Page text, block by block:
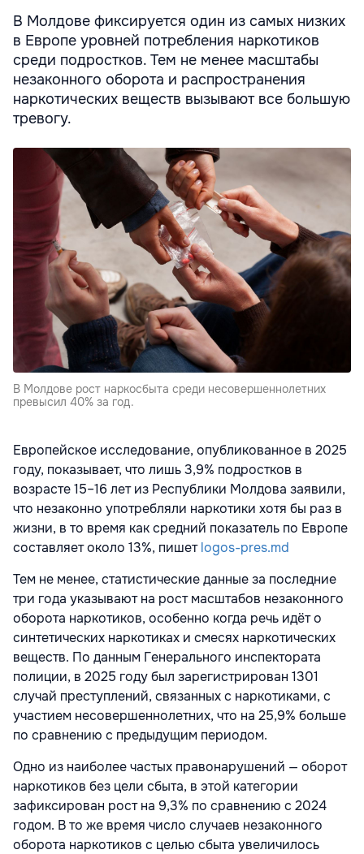
В Молдове фиксируется один из самых низких
в Европе уровней потребления наркотиков
среди подростков. Тем не менее масштабы
незаконного оборота и распространения
наркотических веществ вызывают все большую
тревогу.
В Молдове рост наркосбыта среди несовершеннолетних
превысил 40% за год.
Европейское исследование, опубликованное в 2025
году, показывает, что лишь 3,9% подростков в
возрасте 15–16 лет из Республики Молдова заявили,
что незаконно употребляли наркотики хотя бы раз в
жизни, в то время как средний показатель по Европе
составляет около 13%, пишетlogos-pres.md
Тем не менее, статистические данные за последние
три года указывают на рост масштабов незаконного
оборота наркотиков, особенно когда речь идёт о
синтетических наркотиках и смесях наркотических
веществ. По данным Генерального инспектората
полиции, в 2025 году был зарегистрирован 1301
случай преступлений, связанных с наркотиками, с
участием несовершеннолетних, что на 25,9% больше
по сравнению с предыдущим периодом.
Одно из наиболее частых правонарушений — оборот
наркотиков без цели сбыта, в этой категории
зафиксирован рост на 9,3% по сравнению с 2024
годом. В то же время число случаев незаконного
оборота наркотиков с целью сбыта увеличилось